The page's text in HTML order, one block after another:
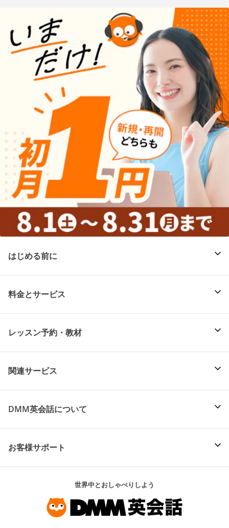
はじめる前に
料金とサービス
レッスン予約・教材
関連サービス
DMM英会話について
お客様サポート
世界中とおしゃべりしよう